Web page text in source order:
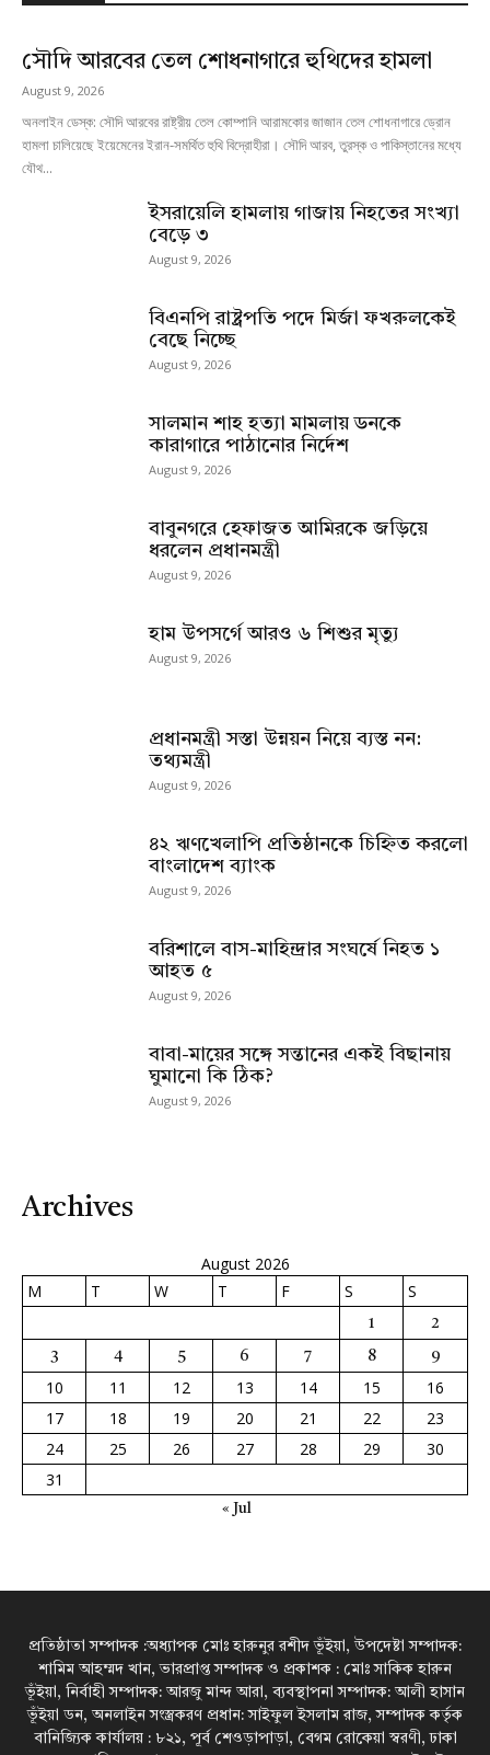
সৌদি আরবের তেল শোধনাগারে হুথিদের হামলা
August 9, 2026
অনলাইন ডেস্ক: সৌদি আরবের রাষ্ট্রীয় তেল কোম্পানি আরামকোর জাজান তেল শোধনাগারে ড্রোন
হামলা চালিয়েছে ইয়েমেনের ইরান-সমর্থিত হুথি বিদ্রোহীরা। সৌদি আরব, তুরস্ক ও পাকিস্তানের মধ্যে
যৌথ...
ইসরায়েলি হামলায় গাজায় নিহতের সংখ্যা
বেড়ে ৩
August 9, 2026
বিএনপি রাষ্ট্রপতি পদে মির্জা ফখরুলকেই
বেছে নিচ্ছে
August 9, 2026
সালমান শাহ হত্যা মামলায় ডনকে
কারাগারে পাঠানোর নির্দেশ
August 9, 2026
বাবুনগরে হেফাজত আমিরকে জড়িয়ে
ধরলেন প্রধানমন্ত্রী
August 9, 2026
হাম উপসর্গে আরও ৬ শিশুর মৃত্যু
August 9, 2026
প্রধানমন্ত্রী সস্তা উন্নয়ন নিয়ে ব্যস্ত নন:
তথ্যমন্ত্রী
August 9, 2026
৪২ ঋণখেলাপি প্রতিষ্ঠানকে চিহ্নিত করলো
বাংলাদেশ ব্যাংক
August 9, 2026
বরিশালে বাস-মাহিন্দ্রার সংঘর্ষে নিহত ১
আহত ৫
August 9, 2026
বাবা-মায়ের সঙ্গে সন্তানের একই বিছানায়
ঘুমানো কি ঠিক?
August 9, 2026
Archives
August 2026
M
T W T F S S
1 2
3 4 5 6 7 8 9
10 11 12 13 14 15
16
17
18 19 20 21 22
23
24
25 26 27 28 29
30
31
« Jul
প্রতিষ্ঠাতা সম্পাদক :অধ্যাপক মোঃ হারুনুর রশীদ ভূঁইয়া, উপদেষ্টা সম্পাদক:
শামিম আহম্মদ খান, ভারপ্রাপ্ত সম্পাদক ও প্রকাশক : মোঃ সাকিক হারুন
ভূঁইয়া, নির্বাহী সম্পাদক: আরজু মান্দ আরা, ব্যবস্থাপনা সম্পাদক: আলী হাসান
ভূঁইয়া ডন, অনলাইন সংস্ত্রকরণ প্রধান: সাইফুল ইসলাম রাজ, সম্পাদক কর্তৃক
বানিজ্যিক কার্যালয় : ৮২১, পূর্ব শেওড়াপাড়া, বেগম রোকেয়া স্বরণী, ঢাকা